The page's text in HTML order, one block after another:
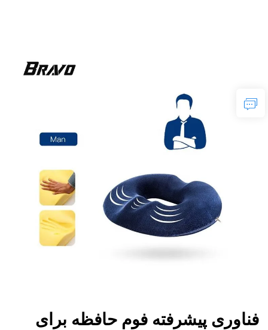
فناوری پیشرفته فوم حافظه برای